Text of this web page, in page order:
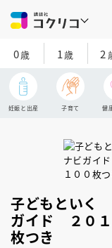
0歳 1歳 2
妊娠と出産 子育て 健
子どもといく
ガイド ２０
枚つき